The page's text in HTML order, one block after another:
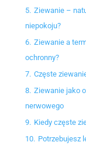
5. Ziewanie –
niepokoju?
6. Ziewanie a
ochronny?
7. Częste
8. Ziewanie jako
nerwowego
9. Kiedy częste
10. Potrzebujesz